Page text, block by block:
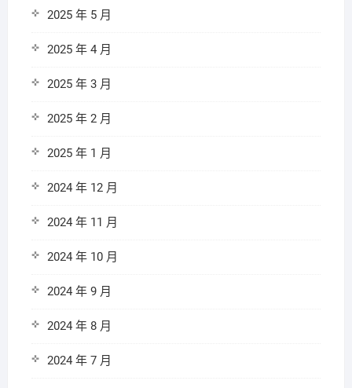
2025 年 5 月
2025 年 4 月
2025 年 3 月
2025 年 2 月
2025 年 1 月
2024 年 12 月
2024 年 11 月
2024 年 10 月
2024 年 9 月
2024 年 8 月
2024 年 7 月